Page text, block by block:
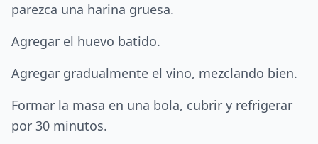
parezca una harina gruesa.
Agregar el huevo batido.
Agregar gradualmente el vino, mezclando bien.
Formar la masa en una bola, cubrir y refrigerar
por 30 minutos.